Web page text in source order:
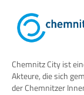
Chemnitz City ist
Akteure, die sich
der Chemnitzer